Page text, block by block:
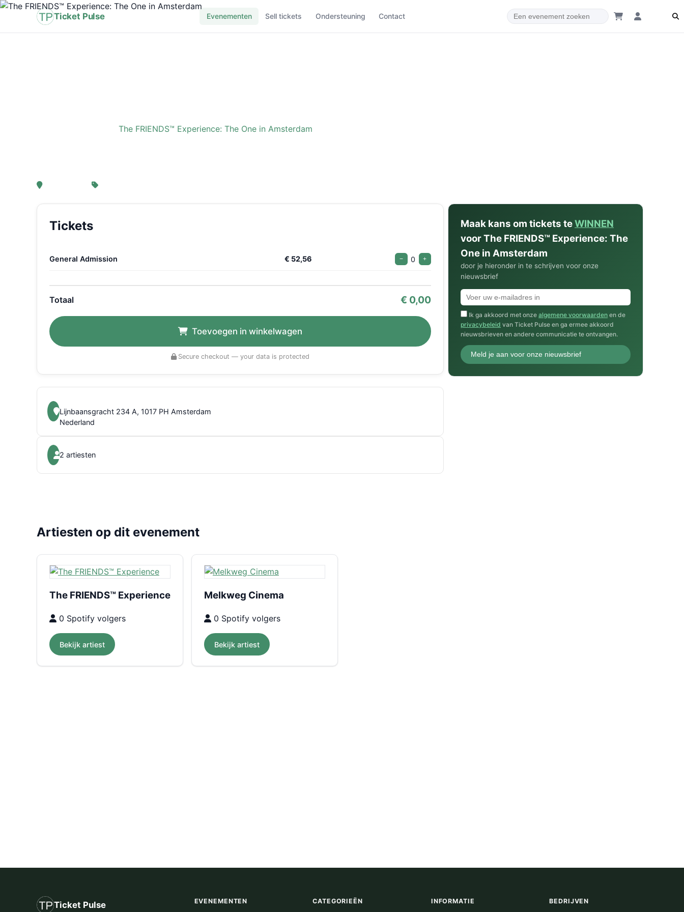
Ticket Pulse Evenementen Sell tickets Ondersteuning Contact
The FRIENDS™ Experience: The One in Amsterdam
, Amsterdam
Tickets
General Admission € 52,56 − 0 +
Totaal € 0,00
Toevoegen in winkelwagen
Secure checkout — your data is protected
Lijnbaansgracht 234 A, 1017 PH Amsterdam
Nederland
2 artiesten
Maak kans om tickets teWINNEN
voor The FRIENDS™ Experience: The
One in Amsterdam
door je hieronder in te schrijven voor onze
nieuwsbrief
Ik ga akkoord met onze algemene voorwaarden en de
privacybeleid van Ticket Pulse en ga ermee akkoord
nieuwsbrieven en andere communicatie te ontvangen.
Meld je aan voor onze nieuwsbrief
Artiesten op dit evenement
The FRIENDS™ Experience
0 Spotify volgers
Bekijk artiest
Melkweg Cinema
0 Spotify volgers
Bekijk artiest
Ticket Pulse EVENEMENTEN CATEGORIEËN INFORMATIE BEDRIJVEN